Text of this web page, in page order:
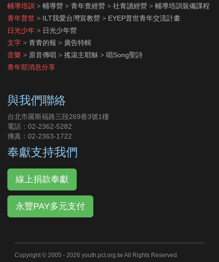
輔導培訓 > 輔導營 > 青年查經營 > 社青讀經營 > 輔導培訓裝備課程
青年普世 > ILT我愛台灣宣教營 > EYEP普世青年交流計畫
日光少年 > 日光少年營
文字 > 青青的報 > 廣告特輯
音樂 > 原音傳唱 > 搖滾主耶穌 > 唱Song聖詩
青年部消息分享
與我們聯絡
台北市羅斯福路三段269巷3號1樓
電話：02-2362-5282
傳真：02-2363-1722
奉獻支持我們
線上捐款奉獻
永豐PAY多元支付
Copyright © 2005 - 2026 youth.pct.org.tw All Rights Reserved.